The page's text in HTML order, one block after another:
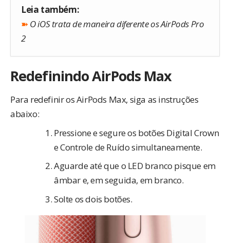
Leia também:
➽ O iOS trata de maneira diferente os AirPods Pro
2
Redefinindo AirPods Max
Para redefinir os AirPods Max, siga as instruções
abaixo:
Pressione e segure os botões Digital Crown
e Controle de Ruído simultaneamente.
Aguarde até que o LED branco pisque em
âmbar e, em seguida, em branco.
Solte os dois botões.